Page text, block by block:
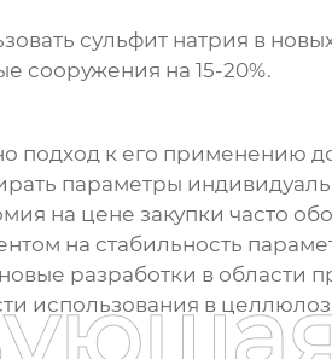
сульфит натрия в
сооружения на 15-20%.
подход к его применению
параметры
на цене закупки часто
на стабильность
разработки в
использования в